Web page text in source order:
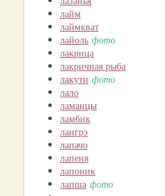
лайм
лаймкват
лайоль фото
лакрица
лакричная рыба
лакути фото
лало
ламанцы
ламбик
лангрэ
лапачо
лапеня
лапоник
лапша фото